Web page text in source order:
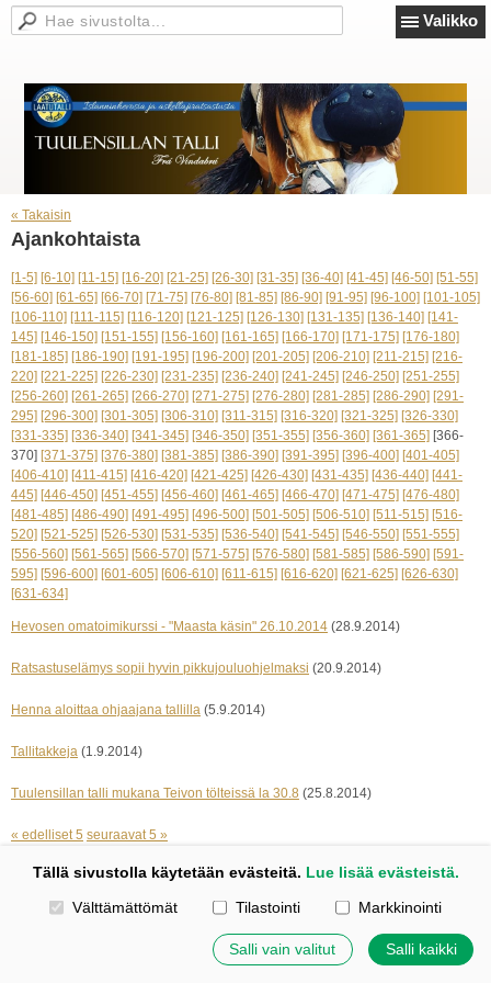
Valikko
« Takaisin
Ajankohtaista
[1-5] [6-10] [11-15] [16-20] [21-25] [26-30] [31-35] [36-40] [41-45] [46-50] [51-55]
[56-60] [61-65] [66-70] [71-75] [76-80] [81-85] [86-90] [91-95] [96-100] [101-105]
[106-110] [111-115] [116-120] [121-125] [126-130] [131-135] [136-140] [141-
145] [146-150] [151-155] [156-160] [161-165] [166-170] [171-175] [176-180]
[181-185] [186-190] [191-195] [196-200] [201-205] [206-210] [211-215] [216-
220] [221-225] [226-230] [231-235] [236-240] [241-245] [246-250] [251-255]
[256-260] [261-265] [266-270] [271-275] [276-280] [281-285] [286-290] [291-
295] [296-300] [301-305] [306-310] [311-315] [316-320] [321-325] [326-330]
[331-335] [336-340] [341-345] [346-350] [351-355] [356-360] [361-365] [366-
370] [371-375] [376-380] [381-385] [386-390] [391-395] [396-400] [401-405]
[406-410] [411-415] [416-420] [421-425] [426-430] [431-435] [436-440] [441-
445] [446-450] [451-455] [456-460] [461-465] [466-470] [471-475] [476-480]
[481-485] [486-490] [491-495] [496-500] [501-505] [506-510] [511-515] [516-
520] [521-525] [526-530] [531-535] [536-540] [541-545] [546-550] [551-555]
[556-560] [561-565] [566-570] [571-575] [576-580] [581-585] [586-590] [591-
595] [596-600] [601-605] [606-610] [611-615] [616-620] [621-625] [626-630]
[631-634]
Hevosen omatoimikurssi - "Maasta käsin" 26.10.2014 (28.9.2014)
Ratsastuselämys sopii hyvin pikkujouluohjelmaksi (20.9.2014)
Henna aloittaa ohjaajana tallilla (5.9.2014)
Tallitakkeja (1.9.2014)
Tuulensillan talli mukana Teivon tölteissä la 30.8 (25.8.2014)
« edelliset 5 seuraavat 5 »
Tehty Yhdistysavaimella |Evästeet
Tällä sivustolla käytetään evästeitä. Lue lisää evästeistä.
Valitse käytettävät evästeet
Välttämättömät Tilastointi Markkinointi
Salli vain valitut Salli kaikki